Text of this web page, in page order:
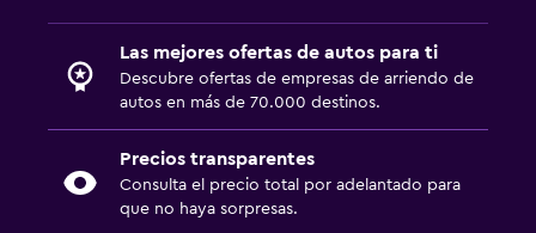
Las mejores ofertas de autos para ti
Descubre ofertas de empresas de arriendo de
autos en más de 70.000 destinos.
Precios transparentes
Consulta el precio total por adelantado para
que no haya sorpresas.